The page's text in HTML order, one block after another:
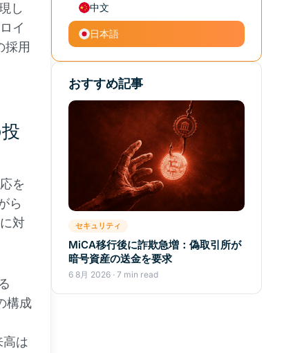
し
イ
採用
を
ら
対
構成
は
中文
日本語
おすすめ記事
セキュリティ
MiCA移行後に詐欺急増：偽取引所が
暗号資産の送金を要求
6 8月 2026 · 7 min read